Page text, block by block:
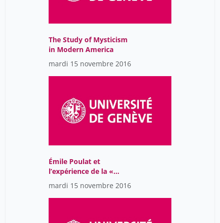
The Study of Mysticism
in Modern America
mardi 15 novembre 2016
Émile Poulat et
l’expérience de la «
séparation ».
mardi 15 novembre 2016